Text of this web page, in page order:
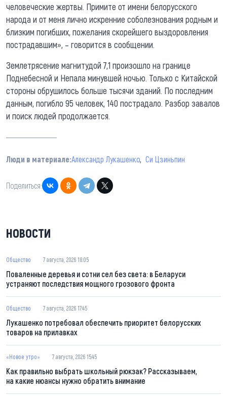
человеческие жертвы. Примите от имени белорусского
народа и от меня лично искренние соболезнования родным и
близким погибших, пожелания скорейшего выздоровления
пострадавшим», – говорится в сообщении.
Землетрясение магнитудой 7,1 произошло на границе
Поднебесной и Непала минувшей ночью. Только с Китайской
стороны обрушилось больше тысячи зданий. По последним
данным, погибло 95 человек, 140 пострадало. Разбор завалов
и поиск людей продолжается.
Люди в материале:Александр Лукашенко Си Цзиньпин
Поделиться:
НОВОСТИ
Общество 7 августа, 2026 18:05
Поваленные деревья и сотни сел без света: в Беларуси
устраняют последствия мощного грозового фронта
Общество 7 августа, 2026 17:45
Лукашенко потребовал обеспечить приоритет белорусских
товаров на прилавках
«Новое утро» 7 августа, 2026 15:45
Как правильно выбрать школьный рюкзак? Рассказываем,
на какие нюансы нужно обратить внимание